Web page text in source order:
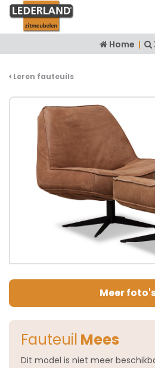
Home |
Leren fauteuils
Meer
Fauteuil Mees
Dit model is niet meer